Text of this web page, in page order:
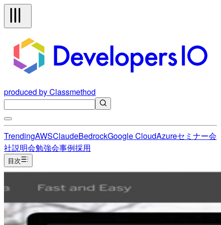
produced by Classmethod
TrendingAWSClaudeBedrockGoogle CloudAzureセミナー会
社説明会勉強会事例採用
目次